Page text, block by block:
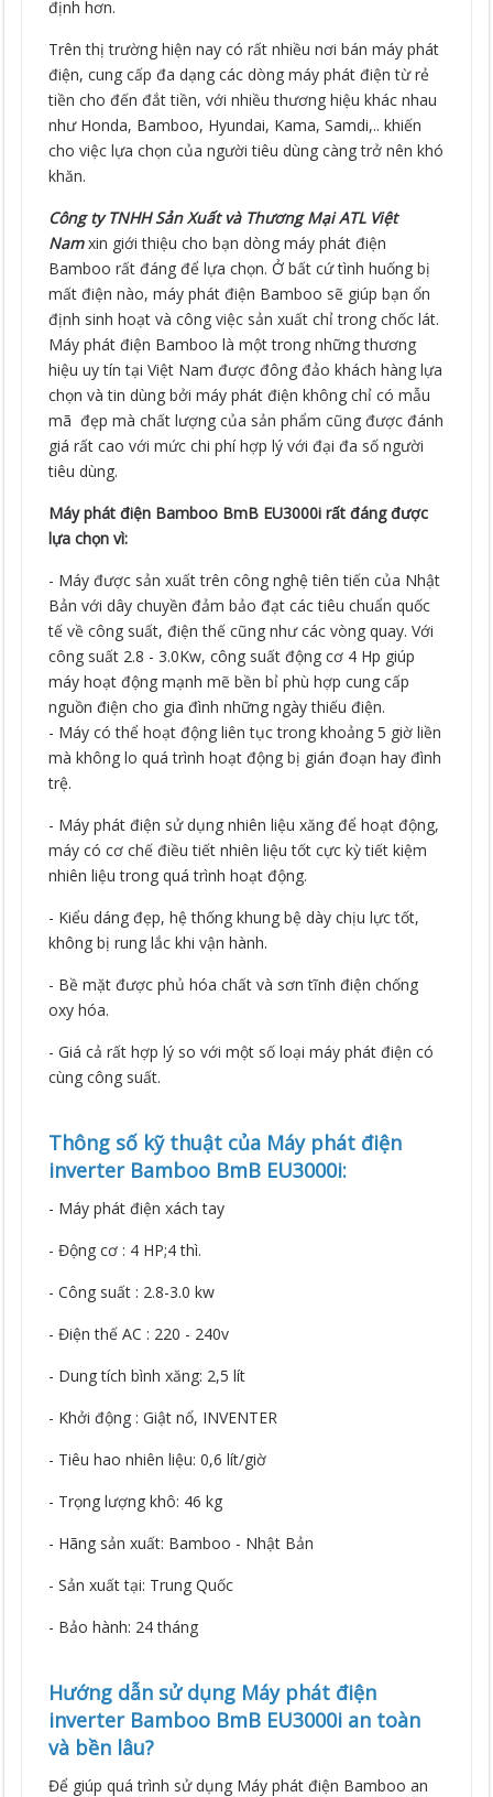
định hơn.
Trên thị trường hiện nay có rất nhiều nơi bán máy phát
điện, cung cấp đa dạng các dòng máy phát điện từ rẻ
tiền cho đến đắt tiền, với nhiều thương hiệu khác nhau
như Honda, Bamboo, Hyundai, Kama, Samdi,.. khiến
cho việc lựa chọn của người tiêu dùng càng trở nên khó
khăn.
Công ty TNHH Sản Xuất và Thương Mại ATL Việt
Nam xin giới thiệu cho bạn dòng máy phát điện
Bamboo rất đáng để lựa chọn. Ở bất cứ tình huống bị
mất điện nào, máy phát điện Bamboo sẽ giúp bạn ổn
định sinh hoạt và công việc sản xuất chỉ trong chốc lát.
Máy phát điện Bamboo là một trong những thương
hiệu uy tín tại Việt Nam được đông đảo khách hàng lựa
chọn và tin dùng bởi máy phát điện không chỉ có mẫu
mã đẹp mà chất lượng của sản phẩm cũng được đánh
giá rất cao với mức chi phí hợp lý với đại đa số người
tiêu dùng.
Máy phát điện Bamboo BmB EU3000i rất đáng được
lựa chọn vì:
- Máy được sản xuất trên công nghệ tiên tiến của Nhật
Bản với dây chuyền đảm bảo đạt các tiêu chuẩn quốc
tế về công suất, điện thế cũng như các vòng quay. Với
công suất 2.8 - 3.0Kw, công suất động cơ 4 Hp giúp
máy hoạt động mạnh mẽ bền bỉ phù hợp cung cấp
nguồn điện cho gia đình những ngày thiếu điện.
- Máy có thể hoạt động liên tục trong khoảng 5 giờ liền
mà không lo quá trình hoạt động bị gián đoạn hay đình
trệ.
- Máy phát điện sử dụng nhiên liệu xăng để hoạt động,
máy có cơ chế điều tiết nhiên liệu tốt cực kỳ tiết kiệm
nhiên liệu trong quá trình hoạt động.
- Kiểu dáng đẹp, hệ thống khung bệ dày chịu lực tốt,
không bị rung lắc khi vận hành.
- Bề mặt được phủ hóa chất và sơn tĩnh điện chống
oxy hóa.
- Giá cả rất hợp lý so với một số loại máy phát điện có
cùng công suất.
Thông số kỹ thuật của Máy phát điện
inverter Bamboo BmB EU3000i:
- Máy phát điện xách tay
- Động cơ : 4 HP;4 thì.
- Công suất : 2.8-3.0 kw
- Điện thế AC : 220 - 240v
- Dung tích bình xăng: 2,5 lít
- Khởi động : Giật nổ, INVENTER
- Tiêu hao nhiên liệu: 0,6 lít/giờ
- Trọng lượng khô: 46 kg
- Hãng sản xuất: Bamboo - Nhật Bản
- Sản xuất tại: Trung Quốc
- Bảo hành: 24 tháng
Hướng dẫn sử dụng Máy phát điện
inverter Bamboo BmB EU3000i an toàn
và bền lâu?
Để giúp quá trình sử dụng Máy phát điện Bamboo an